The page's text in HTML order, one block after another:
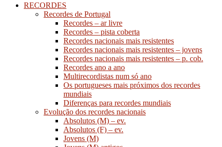
RECORDES
Recordes de Portugal
Recordes – ar livre
Recordes – pista coberta
Recordes nacionais mais resistentes
Recordes nacionais mais resistentes – jovens
Recordes nacionais mais resistentes – p. cob.
Recordes ano a ano
Multirecordistas num só ano
Os portugueses mais próximos dos recordes
mundiais
Diferenças para recordes mundiais
Evolução dos recordes nacionais
Absolutos (M) – ev.
Absolutos (F) – ev.
Jovens (M)